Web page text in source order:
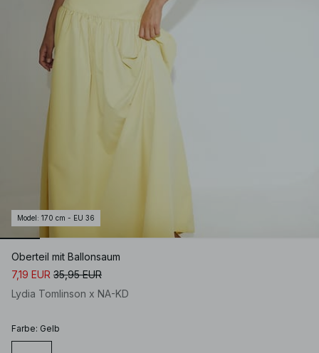
Model : 170 cm - EU 36
Oberteil mit Ballonsaum
7,19 EUR 35,95 EUR
Lydia Tomlinson x NA-KD
Farbe: Gelb